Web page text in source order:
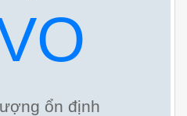
ổn định